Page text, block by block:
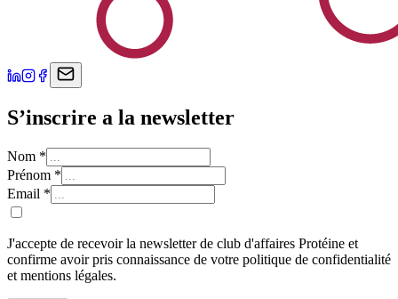
S’inscrire a la newsletter
Nom *
Prénom *
Email *
J'accepte de recevoir la newsletter de club d'affaires Protéine et
confirme avoir pris connaissance de votre politique de confidentialité
et mentions légales.